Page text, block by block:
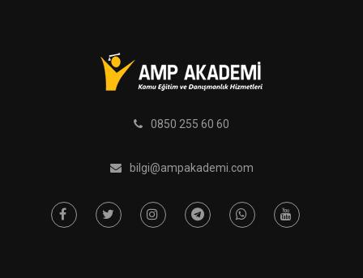
0850 255 60 60
bilgi@ampakademi.com